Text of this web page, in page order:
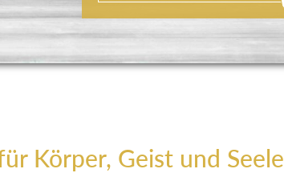
Körper, Geist und Seele